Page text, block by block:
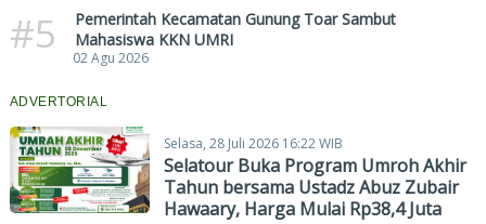
#5
Pemerintah Kecamatan Gunung Toar Sambut
Mahasiswa KKN UMRI
02 Agu 2026
ADVERTORIAL
Selasa, 28 Juli 2026 16:22 WIB
Selatour Buka Program Umroh Akhir
Tahun bersama Ustadz Abuz Zubair
Hawaary, Harga Mulai Rp38,4 Juta